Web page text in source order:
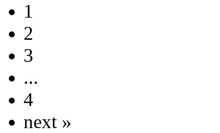
1
2
3
...
4
next »